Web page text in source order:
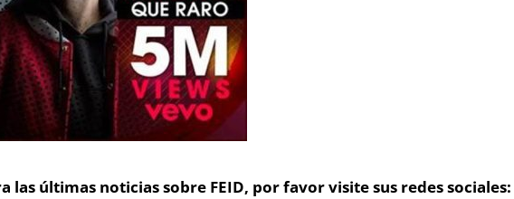
las últimas noticias sobre FEID, por favor visite sus redes sociales: